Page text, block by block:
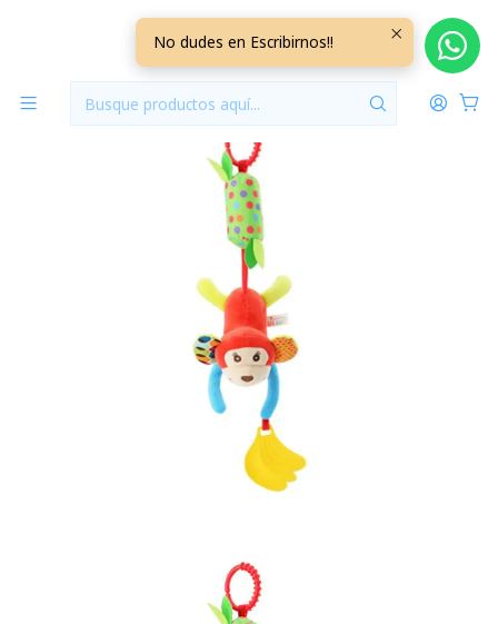
Jugueteria Peluche Colgante Monito +0M
No dudes en Escribirnos!!